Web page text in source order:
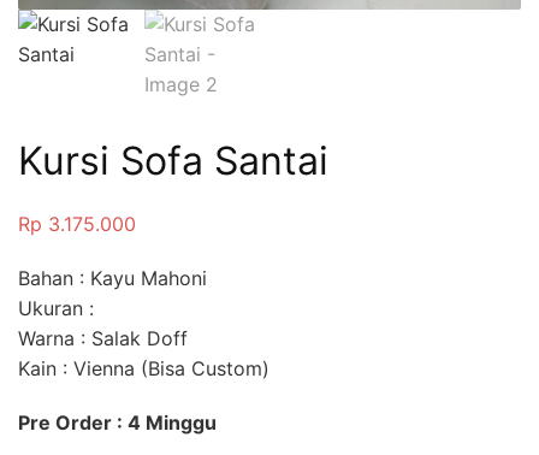
Kursi Sofa Santai
Rp 3.175.000
Bahan : Kayu Mahoni
Ukuran :
Warna : Salak Doff
Kain : Vienna (Bisa Custom)
Pre Order : 4 Minggu